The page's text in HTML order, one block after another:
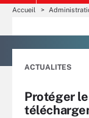
Accueil
ACTUALITES
Protéger